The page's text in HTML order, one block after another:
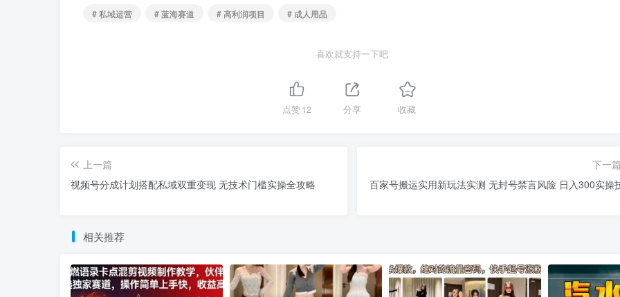
# 私域运营
# 蓝海赛道 # 高利润项目 # 成人用品
喜欢就支持一下吧
点赞12 分享 收藏
上一篇
视频号分成计划搭配私域双重变现 无技术门槛实操全攻略
下一
百家号搬运实用新玩法实测 无封号禁言风险 日入300实操
相关推荐